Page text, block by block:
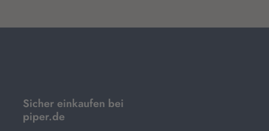
Sicher einkaufen bei
piper.de